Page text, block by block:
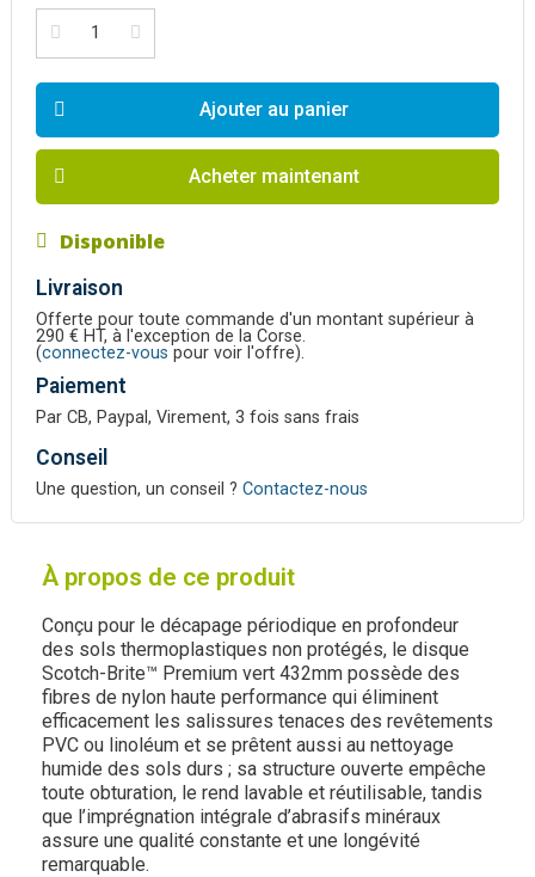
Ajouter au panier
Acheter maintenant
Disponible
Livraison
Offerte pour toute commande d'un montant supérieur à
290 € HT, à l'exception de la Corse.
(connectez-vous pour voir l'offre).
Paiement
Par CB, Paypal, Virement, 3 fois sans frais
Conseil
Une question, un conseil ? Contactez-nous
À propos de ce produit
Conçu pour le décapage périodique en profondeur
des sols thermoplastiques non protégés, le disque
Scotch-Brite™ Premium vert 432mm possède des
fibres de nylon haute performance qui éliminent
efficacement les salissures tenaces des revêtements
PVC ou linoléum et se prêtent aussi au nettoyage
humide des sols durs ; sa structure ouverte empêche
toute obturation, le rend lavable et réutilisable, tandis
que l’imprégnation intégrale d’abrasifs minéraux
assure une qualité constante et une longévité
remarquable.